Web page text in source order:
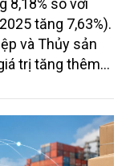
8,18% so với
tăng 7,63%).
và Thủy sản
trị tăng thêm
tăng 3,57%
3,83% vào mức
nền kinh tế;